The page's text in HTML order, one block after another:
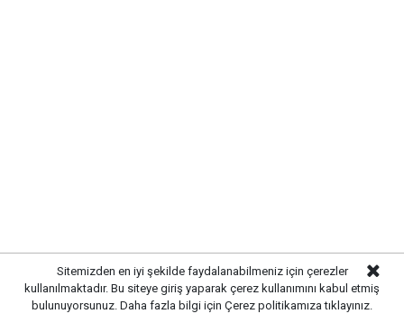
Sitemizden en iyi şekilde faydalanabilmeniz için çerezler
kullanılmaktadır. Bu siteye giriş yaparak çerez kullanımını kabul etmiş
bulunuyorsunuz. Daha fazla bilgi için Çerez politikamıza tıklayınız.